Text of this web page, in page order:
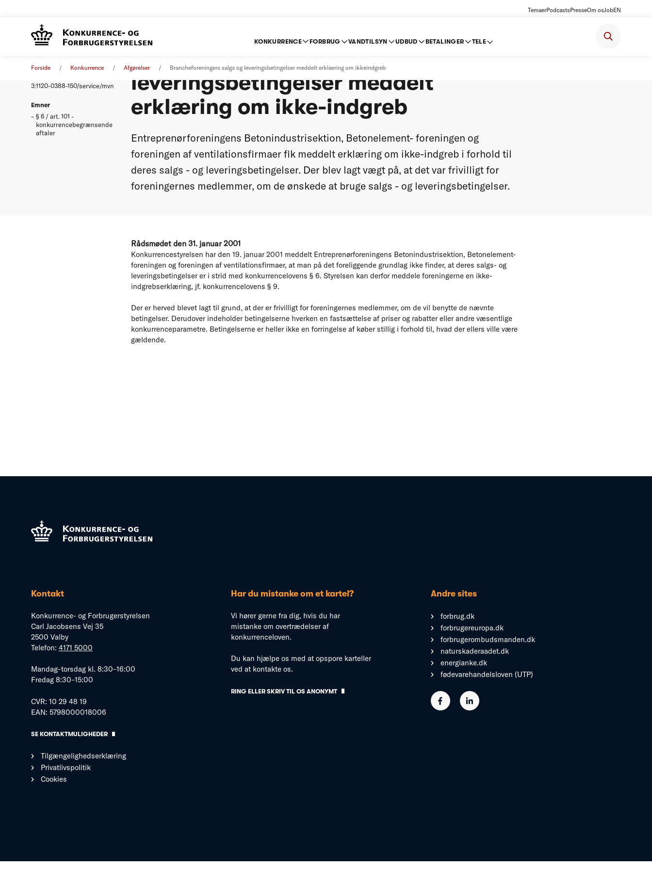
TemaerPodcastsPresseOm osJobEN
KONKURRENCE FORBRUG VANDTILSYN UDBUD BETALINGER TELE
Forside Konkurrence Afgørelser Brancheforeningers salgs og leveringsbetingelser meddelt erklaering om ikkeindgreb
3:1120-0388-150/service/mvn
Emner
§ 6 / art. 101 -
konkurrencebegrænsende
aftaler
leveringsbetingelser meddelt
erklæring om ikke-indgreb
Entreprenørforeningens Betonindustrisektion, Betonelement- foreningen og
foreningen af ventilationsfirmaer fik meddelt erklæring om ikke-indgreb i forhold til
deres salgs - og leveringsbetingelser. Der blev lagt vægt på, at det var frivilligt for
foreningernes medlemmer, om de ønskede at bruge salgs - og leveringsbetingelser.
Rådsmødet den 31. januar 2001
Konkurrencestyrelsen har den 19. januar 2001 meddelt Entreprenørforeningens Betonindustrisektion, Betonelement-
foreningen og foreningen af ventilationsfirmaer, at man på det foreliggende grundlag ikke finder, at deres salgs- og
leveringsbetingelser er i strid med konkurrencelovens § 6. Styrelsen kan derfor meddele foreningerne en ikke-
indgrebserklæring, jf. konkurrencelovens § 9.
Der er herved blevet lagt til grund, at der er frivilligt for foreningernes medlemmer, om de vil benytte de nævnte
betingelser. Derudover indeholder betingelserne hverken en fastsættelse af priser og rabatter eller andre væsentlige
konkurrenceparametre. Betingelserne er heller ikke en forringelse af køber stillig i forhold til, hvad der ellers ville være
gældende.
Kontakt
Konkurrence- og Forbrugerstyrelsen
Carl Jacobsens Vej 35
2500 Valby
Telefon: 4171 5000
Mandag–torsdag kl. 8:30–16:00
Fredag 8:30–15:00
CVR: 10 29 48 19
EAN: 5798000018006
SE KONTAKTMULIGHEDER
Tilgængelighedserklæring
Privatlivspolitik
Cookies
Har du mistanke om et kartel?
Vi hører gerne fra dig, hvis du har
mistanke om overtrædelser af
konkurrenceloven.
Du kan hjælpe os med at opspore karteller
ved at kontakte os.
RING ELLER SKRIV TIL OS ANONYMT
Andre sites
forbrug.dk
forbrugereuropa.dk
forbrugerombudsmanden.dk
naturskaderaadet.dk
energianke.dk
fødevarehandelsloven (UTP)